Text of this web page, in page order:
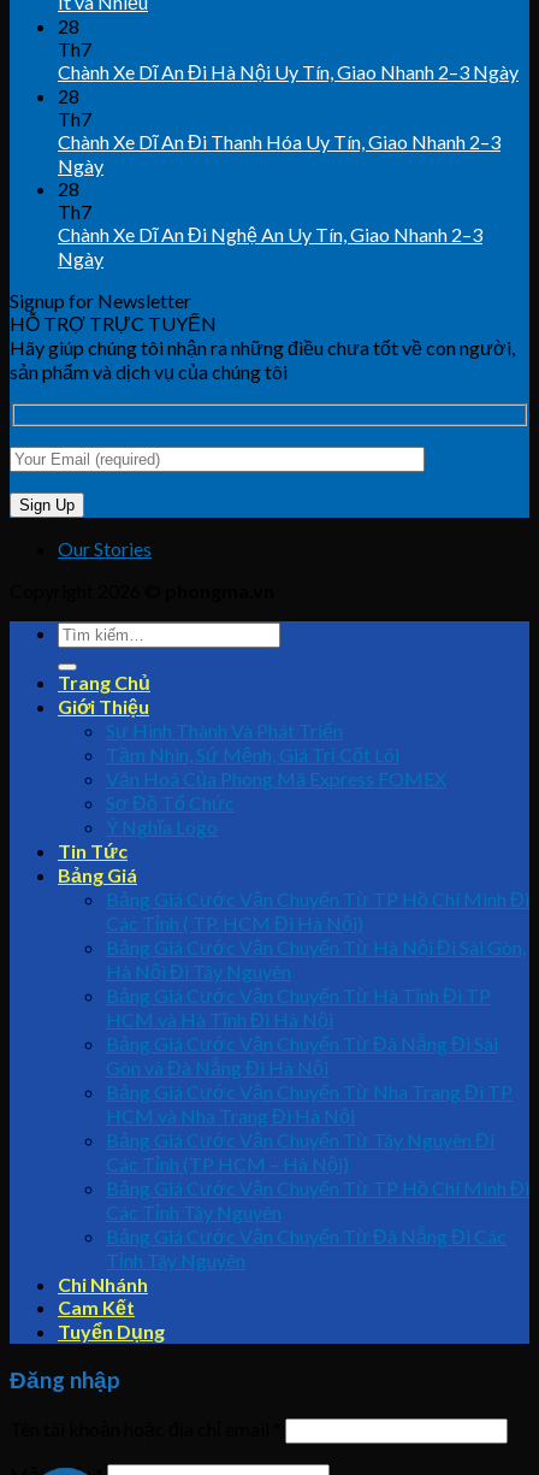
28
Th7
Chành Xe Dĩ An Đi Hà Nội Uy Tín, Giao Nhanh 2–3 Ngày
28
Th7
Chành Xe Dĩ An Đi Thanh Hóa Uy Tín, Giao Nhanh 2–3
Ngày
28
Th7
Chành Xe Dĩ An Đi Nghệ An Uy Tín, Giao Nhanh 2–3
Ngày
Signup for Newsletter
HỖ TRỢ TRỰC TUYẾN
Hãy giúp chúng tôi nhận ra những điều chưa tốt về con người,
sản phẩm và dịch vụ của chúng tôi
Our Stories
Trang Chủ
Giới Thiệu
Sự Hình Thành Và Phát Triển
Tầm Nhìn, Sứ Mệnh, Giá Trị Cốt Lõi
Văn Hoá Của Phong Mã Express FOMEX
Sơ Đồ Tổ Chức
Ý Nghĩa Logo
Tin Tức
Bảng Giá
Bảng Giá Cước Vận Chuyển Từ TP Hồ Chí Minh Đi
Các Tỉnh ( TP. HCM Đi Hà Nội)
Bảng Giá Cước Vận Chuyển Từ Hà Nội Đi Sài Gòn,
Hà Nội Đi Tây Nguyên
Bảng Giá Cước Vận Chuyển Từ Hà Tĩnh Đi TP
HCM và Hà Tĩnh Đi Hà Nội
Bảng Giá Cước Vận Chuyển Từ Đà Nẵng Đi Sài
Gòn và Đà Nẵng Đi Hà Nội
Bảng Giá Cước Vận Chuyển Từ Nha Trang Đi TP
HCM và Nha Trang Đi Hà Nội
Bảng Giá Cước Vận Chuyển Từ Tây Nguyên Đi
Các Tỉnh (TP HCM – Hà Nội)
Bảng Giá Cước Vận Chuyển Từ TP Hồ Chí Minh Đi
Các Tỉnh Tây Nguyên
Bảng Giá Cước Vận Chuyển Từ Đà Nẵng Đi Các
Tỉnh Tây Nguyên
Chi Nhánh
Cam Kết
Tuyển Dụng
Đăng nhập